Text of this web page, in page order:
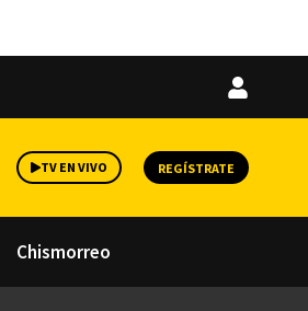
Iniciar
TV EN VIVO REGÍSTRATE
Chismorreo